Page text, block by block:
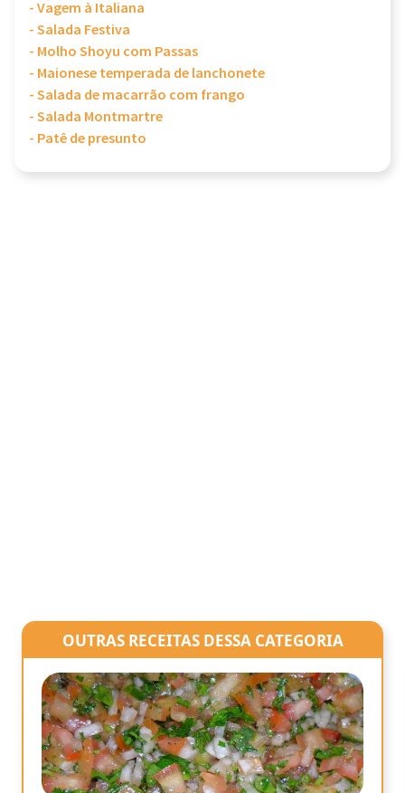
- Vagem à Italiana
- Salada Festiva
- Molho Shoyu com Passas
- Maionese temperada de lanchonete
- Salada de macarrão com frango
- Salada Montmartre
- Patê de presunto
OUTRAS RECEITAS DESSA CATEGORIA